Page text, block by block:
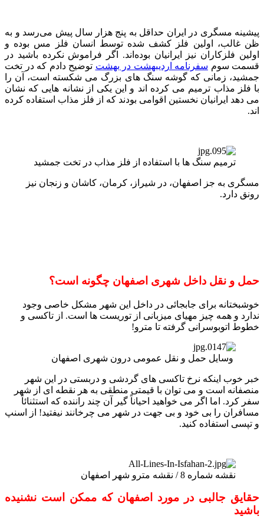
پیشینه مسگری در ایران حداقل به پنج هزار سال پیش می‌رسد و به
ظن غالب، اولین فلز کشف شده توسط انسان فلز مس بوده و
اولین فلزکاران نیز ایرانیان بوده‌اند. اگر فراموش نکرده باشید در
قسمت سوم سفرنامه اردیبهشت در بهشت توضیح دادم که در تخت
جمشید، زمانی که گوشه سنگ های بزرگ می شکسته است، آن را
با فلز مذاب ترمیم می کرده اند و این یکی از نشانه هایی که نشان
می دهد ایرانیان نخستین اقوامی بودند که از فلز مذاب استفاده کرده
اند.
ترمیم سنگ ها با استفاده از فلز مذاب در تخت جمشید
مسگری به جز اصفهان، در شیراز، کرمان، کاشان و زنجان نیز
رونق دارد.
حمل و نقل داخل شهری اصفهان چگونه است؟
خوشبختانه برای جابجائی در داخل این شهر مشکل خاصی وجود
ندارد و همه چیز مهیای میزبانی از توریست ها است. از تاکسی و
خطوط اتوبوسرانی گرفته تا مترو!
وسایل حمل و نقل عمومی درون شهری اصفهان
خبر خوب اینکه نرخ تاکسی های گردشی و دربستی در این شهر
منصفانه است و می توان با قیمتی منطقی به هر نقطه ای از شهر
سفر کرد. اما اگر می خواهید احیاناً گیر آن چند راننده که استثنائاً
مسافران را بی خود و بی جهت در شهر می چرخانند نیفتید! از اسنپ
و تپسی استفاده کنید.
نقشه شماره 8 / نقشه مترو شهر اصفهان
حقایق جالبی در مورد اصفهان که ممکن است نشنیده
باشید